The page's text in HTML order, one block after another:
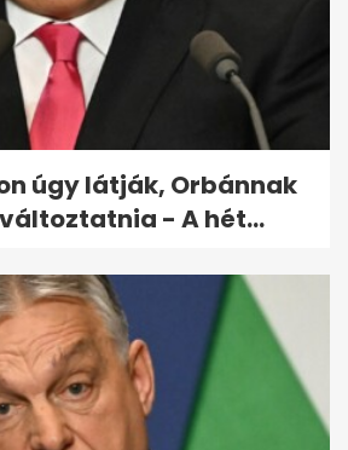
a rendelet a
mutatjuk,
kapnak az...
úgy látják, Orbánnak
- A hét...